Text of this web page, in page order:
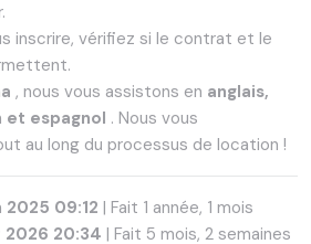
inscrire, vérifiez si le contrat et le
, nous vous assistons en anglais,
et espagnol . Nous vous
au long du processus de location !
2025 09:12 | Fait 1 année, 1 mois
2026 20:34 | Fait 5 mois, 2 semaines